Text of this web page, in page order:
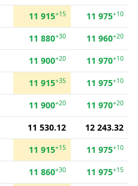
11 915+15 11 975+10
11 880+30 11 960+20
11 900+20 11 970+10
11 915+35 11 975+10
11 900+20 11 970+20
11 530.12
12 243.32
11 915+15 11 975+10
11 860+30 11 975+15